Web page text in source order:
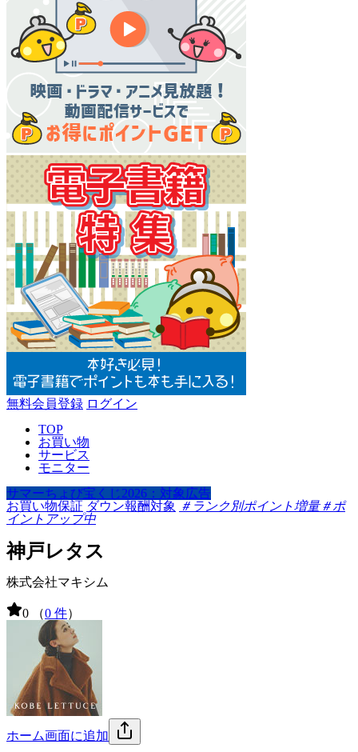
無料会員登録 ログイン
TOP
お買い物
サービス
モニター
サマーちょび宝くじ2026：対象広告
お買い物保証 ダウン報酬対象 ＃ランク別ポイント増量＃ポ
イントアップ中
神戸レタス
株式会社マキシム
0 （0 件）
ホーム画面に追加